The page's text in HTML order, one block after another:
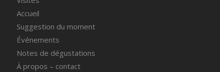
Accueil
Suggestion du moment
Événements
Notes de dégustations
À propos – contact